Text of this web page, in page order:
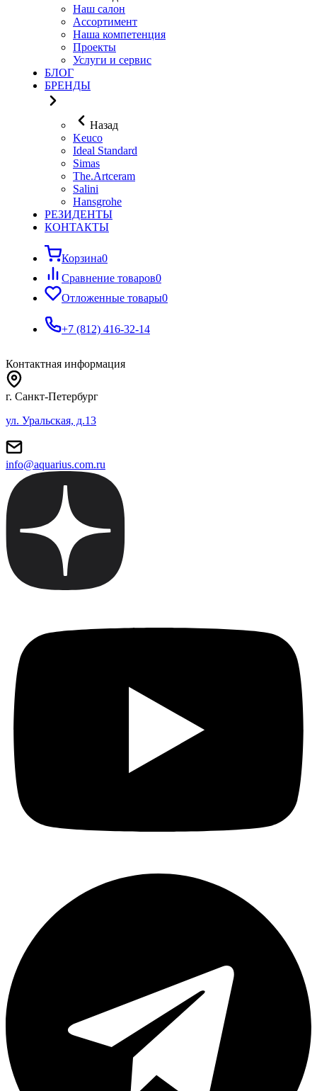
Наш салон
Ассортимент
Наша компетенция
Проекты
Услуги и сервис
БЛОГ
БРЕНДЫ
Назад
Keuco
Ideal Standard
Simas
The.Artceram
Salini
Hansgrohe
РЕЗИДЕНТЫ
КОНТАКТЫ
Корзина0
Сравнение товаров0
Отложенные товары0
+7 (812) 416-32-14
Контактная информация
г. Санкт-Петербург
ул. Уральская, д.13
info@aquarius.com.ru